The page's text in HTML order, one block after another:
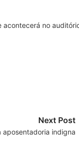
acontecerá no
Next Post
aposentadoria indigna